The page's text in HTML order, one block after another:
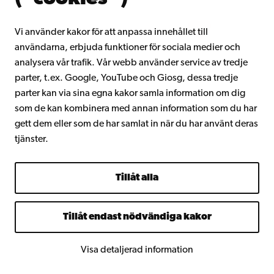
Vi använder kakor för att anpassa innehållet till
användarna, erbjuda funktioner för sociala medier och
analysera vår trafik. Vår webb använder service av tredje
parter, t.ex. Google, YouTube och Giosg, dessa tredje
parter kan via sina egna kakor samla information om dig
som de kan kombinera med annan information som du har
gett dem eller som de har samlat in när du har använt deras
tjänster.
Tillåt alla
Tillåt endast nödvändiga kakor
Visa detaljerad information
Facebook InstagramYouTube LinkedIn Blog Snapchat